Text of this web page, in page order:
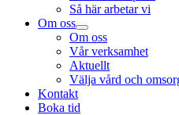
Så här arbetar vi
Om oss
Om oss
Vår verksamhet
Aktuellt
Välja vård och
Kontakt
Boka tid